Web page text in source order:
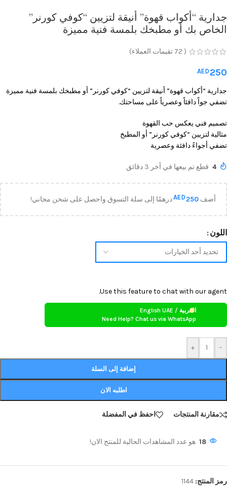
جدارية “أكواب قهوة” أنيقة لتزيين “كوفي كورنر”
الخاص بك أو مطبخك بلمسة فنية مميزة
(
72 تقيمات العملاء)
AED 250
جدارية “أكواب قهوة” أنيقة لتزيين “كوفي كورنر” أو مطبخك بلمسة فنية مميزة
تضفي جواً دافئاً وعصرياً على مساحتك.
تصميم فني يعكس حب القهوة
مثالية لتزيين “كوفي كورنر” أو المطبخ
تضفي أجواءً دافئة وعصرية
4 قطع تم بيعها في أخر 3 دقائق
أضف AED 250 درهمًا إلى سلة التسوق واحصل على شحن مجاني!
اللون
-
+
Use this feature to chat with our agent.
العربية / English UAE
Need Help? Chat us via WhatsApp
إضافة إلى السلة
اطلبه الان
مقارنة المنتجات احفظ في المفضلة
18 هو عدد المشاهدات الحالية للمنتج الان!
رمز المنتج: 1144